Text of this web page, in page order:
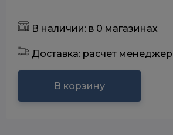
В наличии: в 0 магазинах
Доставка: расчет
В корзину